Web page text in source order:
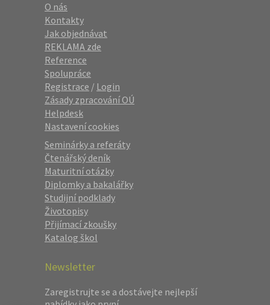
O nás
Kontakty
Jak objednávat
REKLAMA zde
Reference
Spolupráce
Registrace / Login
Zásady zpracování OÚ
Helpdesk
Nastavení cookies
Seminárky a referáty
Čtenářský deník
Maturitní otázky
Diplomky a bakalářky
Studijní podklady
Životopisy
Přijímací zkoušky
Katalog škol
Newsletter
Zaregistrujte se a dostávejte nejlepší